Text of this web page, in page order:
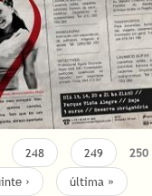
248 249 250
›
última »